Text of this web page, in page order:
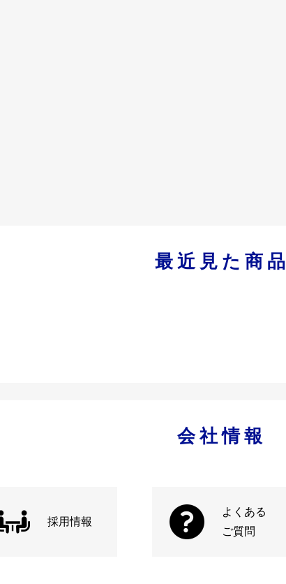
最近見た商品
会社情報
採用情報
よくある
ご質問